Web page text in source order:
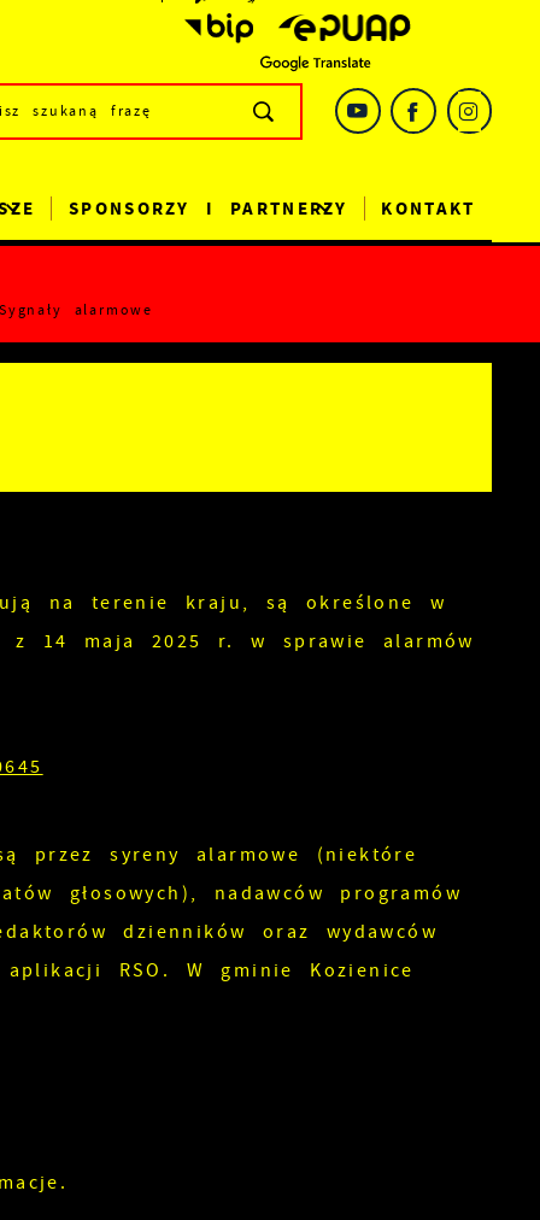
SPONSORZY I PARTNERZY KONTAKT
alarmowe
na terenie kraju, są określone w
z 14 maja 2025 r. w sprawie alarmów
przez syreny alarmowe (niektóre
głosowych), nadawców programów
dzienników oraz wydawców
RSO. W gminie Kozienice